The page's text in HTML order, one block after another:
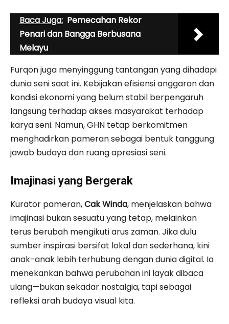
Baca Juga: Pemecahan Rekor
Penari dan Bangga Berbusana
Melayu
Furqon juga menyinggung tantangan yang dihadapi
dunia seni saat ini. Kebijakan efisiensi anggaran dan
kondisi ekonomi yang belum stabil berpengaruh
langsung terhadap akses masyarakat terhadap
karya seni. Namun, GHN tetap berkomitmen
menghadirkan pameran sebagai bentuk tanggung
jawab budaya dan ruang apresiasi seni.
Imajinasi yang Bergerak
Kurator pameran,Cak Winda, menjelaskan bahwa
imajinasi bukan sesuatu yang tetap, melainkan
terus berubah mengikuti arus zaman. Jika dulu
sumber inspirasi bersifat lokal dan sederhana, kini
anak-anak lebih terhubung dengan dunia digital. Ia
menekankan bahwa perubahan ini layak dibaca
ulang—bukan sekadar nostalgia, tapi sebagai
refleksi arah budaya visual kita.